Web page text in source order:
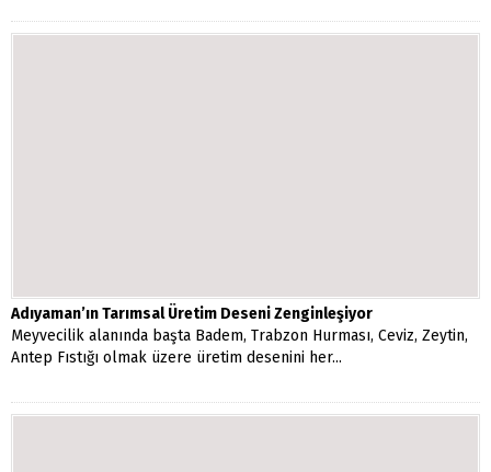
Adıyaman’ın Tarımsal Üretim Deseni Zenginleşiyor
Meyvecilik alanında başta Badem, Trabzon Hurması, Ceviz, Zeytin,
Antep Fıstığı olmak üzere üretim desenini her...